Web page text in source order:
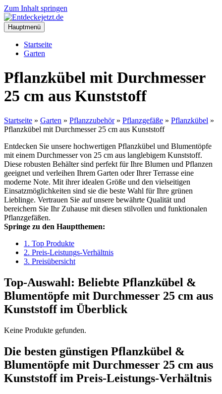
Zum Inhalt springen
Hauptmenü
Startseite
Garten
Pflanzkübel mit Durchmesser
25 cm aus Kunststoff
Startseite » Garten » Pflanzzubehör» Pflanzgefäße » Pflanzkübel »
Pflanzkübel mit Durchmesser 25 cm aus Kunststoff
Entdecken Sie unsere hochwertigen Pflanzkübel und Blumentöpfe
mit einem Durchmesser von 25 cm aus langlebigem Kunststoff.
Diese robusten Behälter sind perfekt für Ihre Blumen und Pflanzen
geeignet und verleihen Ihrem Garten oder Ihrer Terrasse eine
moderne Note. Mit ihrer idealen Größe und den vielseitigen
Einsatzmöglichkeiten sind sie die beste Wahl für Ihre grünen
Lieblinge. Vertrauen Sie auf unsere bewährte Qualität und
bereichern Sie Ihr Zuhause mit diesen stilvollen und funktionalen
Pflanzgefäßen.
Springe zu den Hauptthemen:
1. Top Produkte
2. Preis-Leistungs-Verhältnis
3. Preisübersicht
Top-Auswahl: Beliebte Pflanzkübel &
Blumentöpfe mit Durchmesser 25 cm aus
Kunststoff im Überblick
Keine Produkte gefunden.
Die besten günstigen Pflanzkübel &
Blumentöpfe mit Durchmesser 25 cm aus
Kunststoff im Preis-Leistungs-Verhältnis